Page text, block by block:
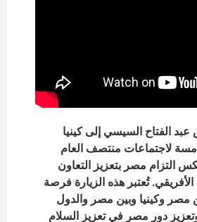
عبد الفتاح السيسي إلى كينيا
لاجتماعات منتصف العام
التزام مصر بتعزيز التعاون
الأفريقي. تُعتبر هذه الزيارة فرصة
مصر وكينيا وبين مصر والدول
وتعزيز دور مصر في تعزيز السلام